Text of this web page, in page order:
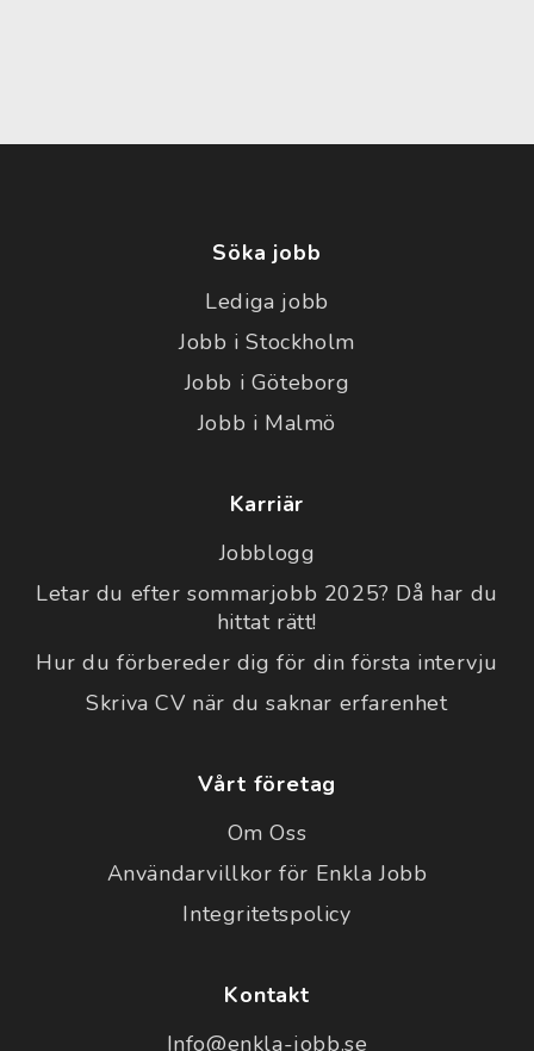
Söka jobb
Lediga jobb
Jobb i Stockholm
Jobb i Göteborg
Jobb i Malmö
Karriär
Jobblogg
Letar du efter sommarjobb 2025? Då har du
hittat rätt!
Hur du förbereder dig för din första intervju
Skriva CV när du saknar erfarenhet
Vårt företag
Om Oss
Användarvillkor för Enkla Jobb
Integritetspolicy
Kontakt
Info@enkla-jobb.se